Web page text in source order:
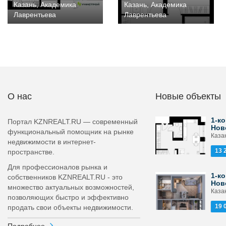
Казань, Академика
Лаврентьева
Казань, Академика
Лаврентьева
О нас
Портал KZNREALT.RU — современный
функциональный помощник на рынке
недвижимости в интернет-
пространстве.
Для профессионалов рынка и
собственников KZNREALT.RU - это
множество актуальных возможностей,
позволяющих быстро и эффективно
продать свои объекты недвижимости.
Новые объекты
1-
13
1-
19